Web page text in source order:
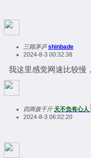
三顾茅庐 shinbade
2024-8-3 00:32:38
我这里感觉网速比较慢
四两拨千斤 天不负有心人
2024-8-3 06:02:20